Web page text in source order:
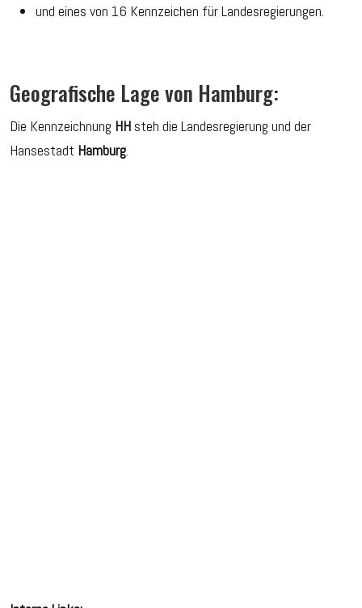
und eines von 16 Kennzeichen für Landesregierungen.
Geografische Lage von Hamburg:
Die Kennzeichnung HH steh die Landesregierung und der
Hansestadt Hamburg.